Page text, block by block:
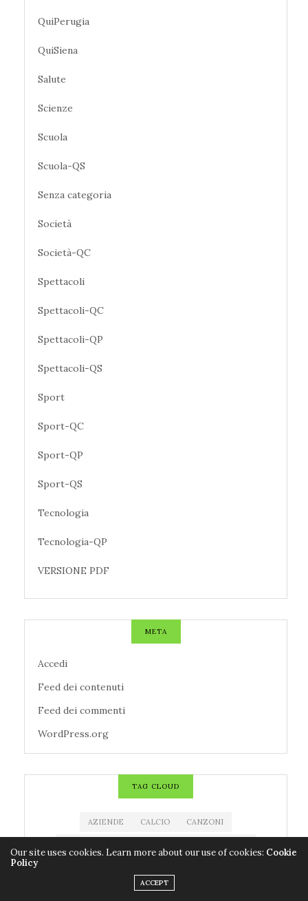
QuiPerugia
QuiSiena
Salute
Scienze
Scuola
Scuola-QS
Senza categoria
Società
Società-QC
Spettacoli
Spettacoli-QC
Spettacoli-QP
Spettacoli-QS
Sport
Sport-QC
Sport-QP
Sport-QS
Tecnologia
Tecnologia-QP
VERSIONE PDF
META
Accedi
Feed dei contenuti
Feed dei commenti
WordPress.org
TAG CLOUD
AZIENDE CALCIO CANZONI
EDITORIA ESTRAZIONE MILLIONDAY
Our site uses cookies. Learn more about our use of cookies: Cookie
Policy
ACCEPT